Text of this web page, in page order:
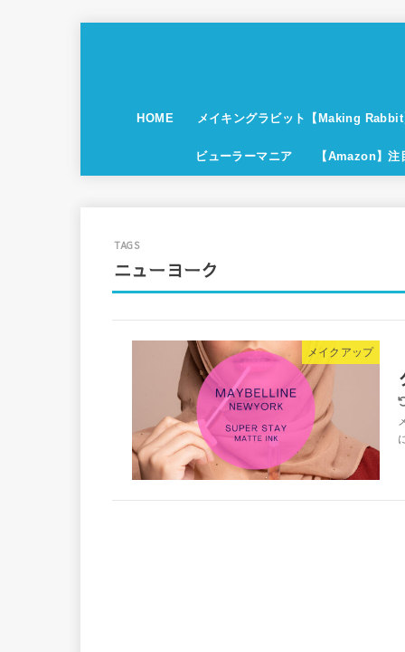
HOME メイキングラビット【Making
ビューラーマニア 【Amazon】
ニューヨーク
メイクアップ